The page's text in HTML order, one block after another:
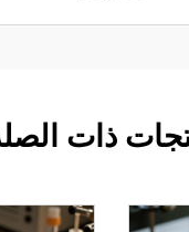
ذات الصلة